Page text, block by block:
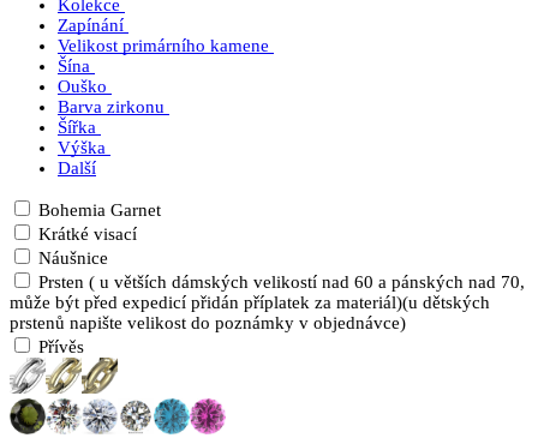
Kolekce
Zapínání
Velikost primárního kamene
Šína
Ouško
Barva zirkonu
Šířka
Výška
Další
Bohemia Garnet
Krátké visací
Náušnice
Prsten ( u větších dámských velikostí nad 60 a pánských nad 70,
může být před expedicí přidán příplatek za materiál)(u dětských
prstenů napište velikost do poznámky v objednávce)
Přívěs